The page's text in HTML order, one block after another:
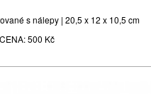
s nálepy | 20,5 x 12 x 10,5 cm
500 Kč